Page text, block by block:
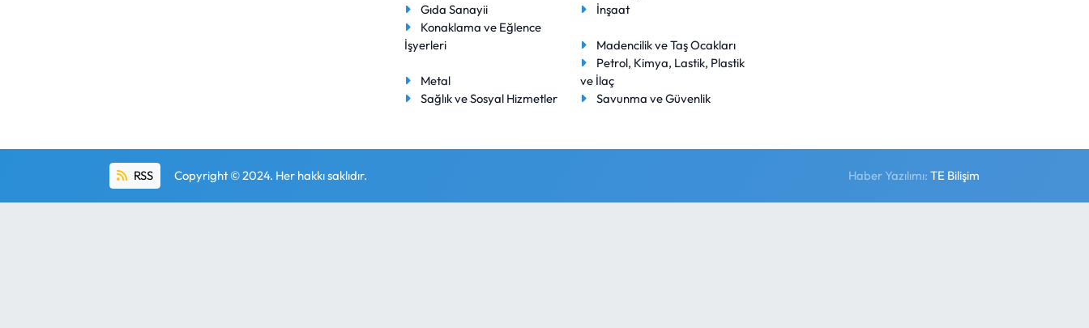
Gıda Sanayii
İnşaat
Konaklama ve Eğlence
İşyerleri
Madencilik ve Taş Ocakları
Metal
Petrol, Kimya, Lastik, Plastik
ve İlaç
Sağlık ve Sosyal Hizmetler
Savunma ve Güvenlik
RSS Copyright © 2024. Her hakkı saklıdır. Haber Yazılımı:TE Bilişim